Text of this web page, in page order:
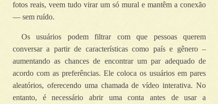
fotos reais, veem tudo virar um só mural e mantêm a conexão
— sem ruído.
Os usuários podem filtrar com que pessoas querem
conversar a partir de características como país e gênero –
aumentando as chances de encontrar um par adequado de
acordo com as preferências. Ele coloca os usuários em pares
aleatórios, oferecendo uma chamada de vídeo interativa. No
entanto, é necessário abrir uma conta antes de usar a